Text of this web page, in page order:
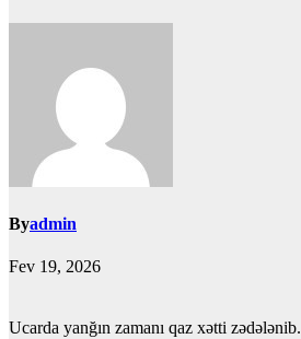
Byadmin
Fev 19, 2026
Ucarda yanğın zamanı qaz xətti zədələnib.